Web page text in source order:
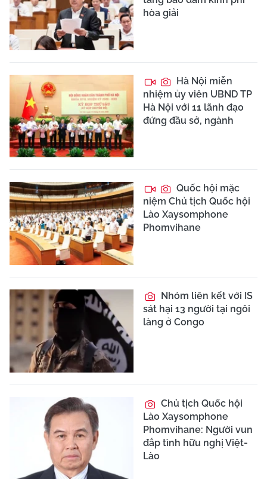
hòa giải
Hà Nội miễn
nhiệm ủy viên UBND TP
Hà Nội với 11 lãnh đạo
đứng đầu sở, ngành
Quốc hội mặc
niệm Chủ tịch Quốc hội
Lào Xaysomphone
Phomvihane
Nhóm liên kết với IS
sát hại 13 người tại ngôi
làng ở Congo
Chủ tịch Quốc hội
Lào Xaysomphone
Phomvihane: Người vun
đắp tình hữu nghị Việt-
Lào